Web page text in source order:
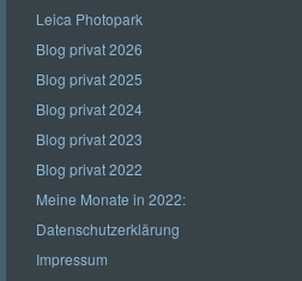
Leica Photopark
Blog privat 2026
Blog privat 2025
Blog privat 2024
Blog privat 2023
Blog privat 2022
Meine Monate in 2022:
Datenschutzerklärung
Impressum